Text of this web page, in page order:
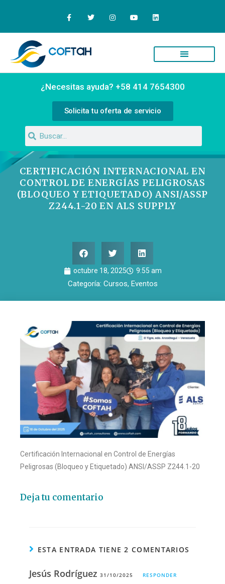
¿Necesitas ayuda? +58 414 7654300
Solicita tu oferta de servicio
CERTIFICACIÓN INTERNACIONAL EN
CONTROL DE ENERGÍAS PELIGROSAS
(BLOQUEO Y ETIQUETADO) ANSI/ASSP
Z244.1-20 EN ALS SUPPLY
octubre 18, 2025 9:55 am
Categoría: Cursos, Eventos
Certificación Internacional en Control de Energías
Peligrosas (Bloqueo y Etiquetado) ANSI/ASSP Z244.1-20
Deja tu comentario
ESTA ENTRADA TIENE 2 COMENTARIOS
Jesús Rodríguez31/10/2025 RESPONDER